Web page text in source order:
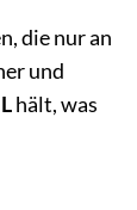
die nur an
und
hält, was